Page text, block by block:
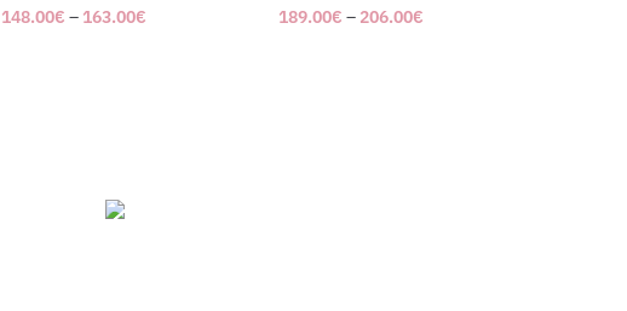
148.00€ – 163.00€ 189.00€ – 206.00€